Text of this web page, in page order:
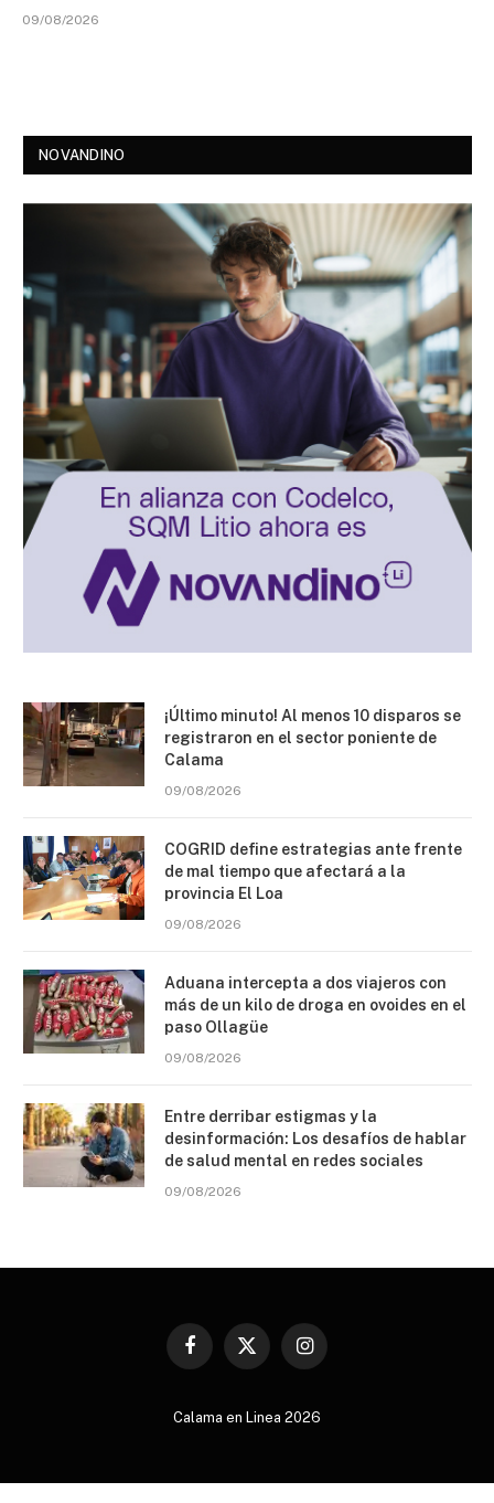
09/08/2026
NOVANDINO
¡Último minuto! Al menos 10 disparos se
registraron en el sector poniente de
Calama
09/08/2026
COGRID define estrategias ante frente
de mal tiempo que afectará a la
provincia El Loa
09/08/2026
Aduana intercepta a dos viajeros con
más de un kilo de droga en ovoides en el
paso Ollagüe
09/08/2026
Entre derribar estigmas y la
desinformación: Los desafíos de hablar
de salud mental en redes sociales
09/08/2026
Facebook
X
Instagram
Calama en Linea 2026